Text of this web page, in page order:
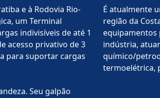
e à Rodovia Rio-
um Terminal
indivisíveis de até 1
acesso privativo de 3
para suportar cargas
Seu galpão
É atualmente
região da
equipamentos
indústria,
químico/
termoelétrica,